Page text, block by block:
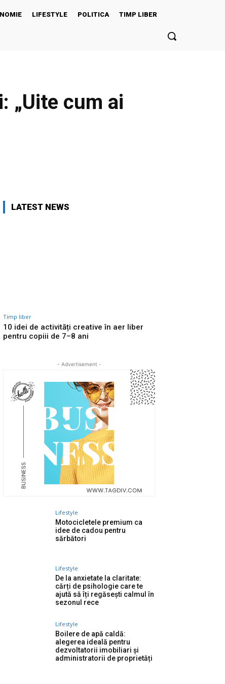
LIFESTYLE POLITICA TIMP LIBER
„Uite cum ai
LATEST NEWS
Timp liber
10 idei de activități creative în aer liber
pentru copiii de 7–8 ani
- Advertisement -
Lifestyle
Motocicletele premium ca
idee de cadou pentru
sărbători
Lifestyle
De la anxietate la claritate:
cărți de psihologie care te
ajută să îți regăsești calmul în
sezonul rece
Lifestyle
Boilere de apă caldă:
alegerea ideală pentru
dezvoltatorii imobiliari și
administratorii de proprietăți